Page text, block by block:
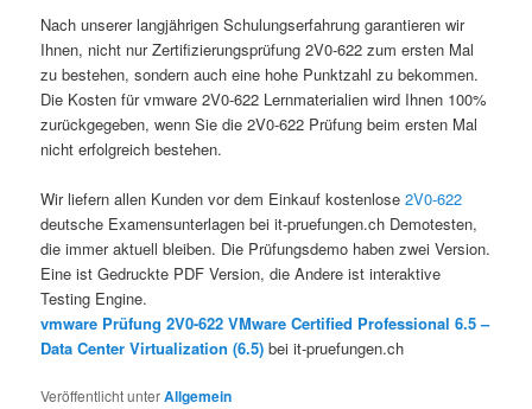
Nach unserer langjährigen Schulungserfahrung garantieren wir
Ihnen, nicht nur Zertifizierungsprüfung 2V0-622 zum ersten Mal
zu bestehen, sondern auch eine hohe Punktzahl zu bekommen.
Die Kosten für vmware 2V0-622 Lernmaterialien wird Ihnen 100%
zurückgegeben, wenn Sie die 2V0-622 Prüfung beim ersten Mal
nicht erfolgreich bestehen.
Wir liefern allen Kunden vor dem Einkauf kostenlose2V0-622
deutsche Examensunterlagen bei it-pruefungen.ch Demotesten,
die immer aktuell bleiben. Die Prüfungsdemo haben zwei Version.
Eine ist Gedruckte PDF Version, die Andere ist interaktive
Testing Engine.
vmware Prüfung 2V0-622 VMware Certified Professional 6.5 –
Data Center Virtualization (6.5) bei it-pruefungen.ch
Veröffentlicht unterAllgemein